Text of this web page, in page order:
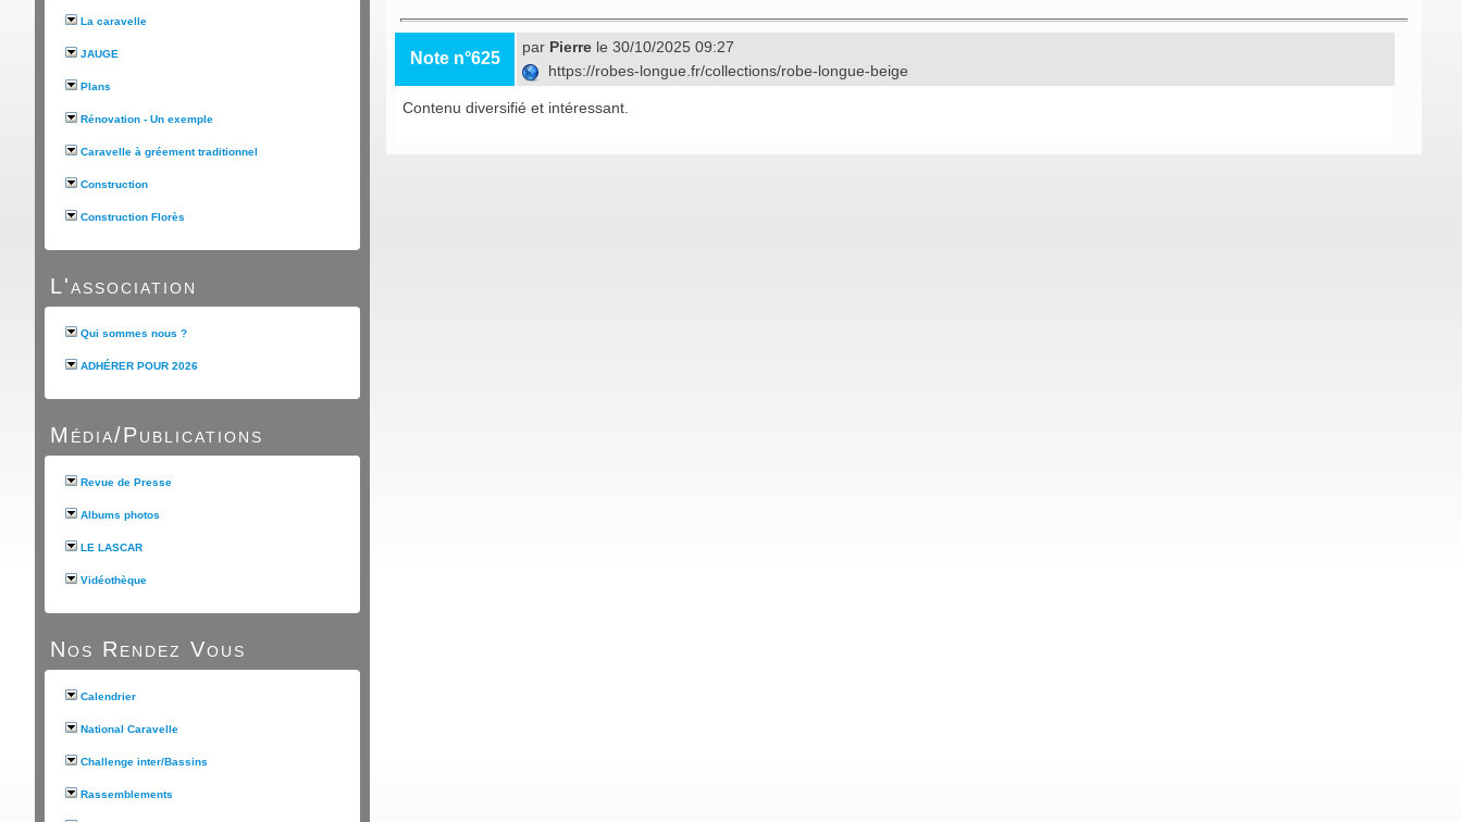
La caravelle
JAUGE
Plans
Rénovation - Un exemple
Caravelle à gréement traditionnel
Construction
Construction Florès
L'association
Qui sommes nous ?
ADHÉRER POUR 2026
Média/Publications
Revue de Presse
Albums photos
LE LASCAR
Vidéothèque
Nos Rendez Vous
Calendrier
National Caravelle
Challenge inter/Bassins
Rassemblements
Note n°625
par Pierre le 30/10/2025 09:27
https://robes-longue.fr/collections/robe-longue-beige
Contenu diversifié et intéressant.